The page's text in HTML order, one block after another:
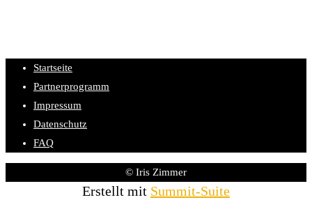
Startseite
Partnerprogramm
Impressum
Datenschutz
FAQ
© Iris Zimmer
Erstellt mit Summit-Suite